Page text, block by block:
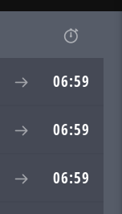
06:59
06:59
06:59